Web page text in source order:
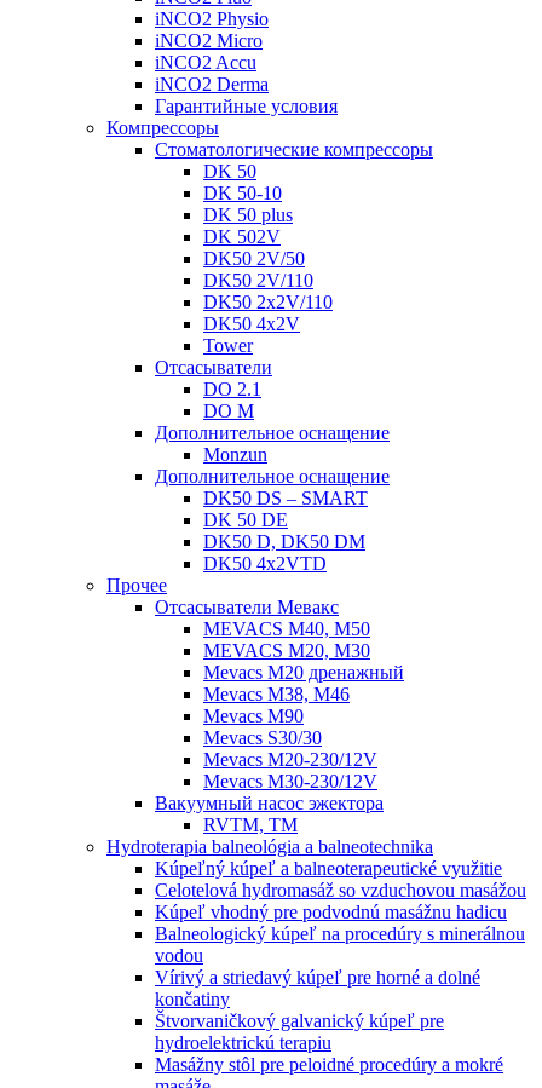
iNCO2 Physio
iNCO2 Micro
iNCO2 Accu
iNCO2 Derma
Гарантийные ycлoвия
Компрессоры
Стоматологические компрессоры
DK 50
DK 50-10
DK 50 plus
DK 502V
DK50 2V/50
DK50 2V/110
DK50 2x2V/110
DK50 4x2V
Tower
Отсасыватели
DO 2.1
DO M
Дополнительное оснащение
Monzun
Дополнительное оснащение
DK50 DS – SMART
DK 50 DE
DK50 D, DK50 DM
DK50 4x2VTD
Прочеe
Oтсасыватели Мевакс
MEVACS M40, M50
MEVACS M20, M30
Mevacs M20 дренажный
Mevacs M38, M46
Mevacs M90
Mevacs S30/30
Mevacs M20-230/12V
Mevacs M30-230/12V
Вакуумный насос эжектора
RVTM, TM
Hydroterapia balneológia a balneotechnika
Kúpeľný kúpeľ a balneoterapeutické využitie
Celotelová hydromasáž so vzduchovou masážou
Kúpeľ vhodný pre podvodnú masážnu hadicu
Balneologický kúpeľ na procedúry s minerálnou
vodou
Vírivý a striedavý kúpeľ pre horné a dolné
končatiny
Štvorvaničkový galvanický kúpeľ pre
hydroelektrickú terapiu
Masážny stôl pre peloidné procedúry a mokré